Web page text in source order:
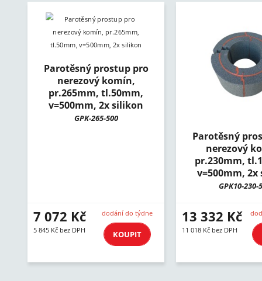
Parotěsný prostup pro
nerezový komín,
pr.265mm, tl.50mm,
v=500mm, 2x silikon
GPK-265-500
7 072 Kč
5 845 Kč bez DPH
dodání do týdne
KOUPIT
Parotěsný
nerezový
pr.230mm,
v=500mm,
GPK10-230-
13 332 Kč
11 018 Kč bez DPH